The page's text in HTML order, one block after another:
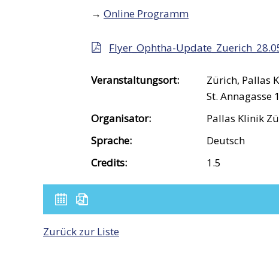
→ Online Programm
Flyer_Ophtha-
Veranstaltungsort:
Zürich, Pallas
St. Annagasse
Organisator:
Pallas Klinik
Sprache:
Deutsch
Credits:
1.5
Zurück zur Liste